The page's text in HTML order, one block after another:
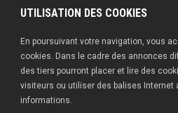
UTILISATION DES COOKIES
En poursuivant votre navigation, vous
cookies. Dans le cadre des annonces
des tiers pourront placer et lire des
visiteurs ou utiliser des balises Internet
informations.